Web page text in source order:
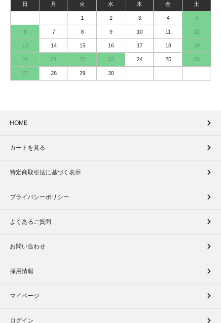
日 月 火 水 木 金 土
1 2 3 4 5
6 7 8 9 10 11 12
13 14 15 16 17 18 19
20 21 22 23 24 25 26
27 28 29 30
HOME
カートを見る
特定商取引法に基づく表示
プライバシーポリシー
よくあるご質問
お問い合わせ
採用情報
マイページ
ログイン